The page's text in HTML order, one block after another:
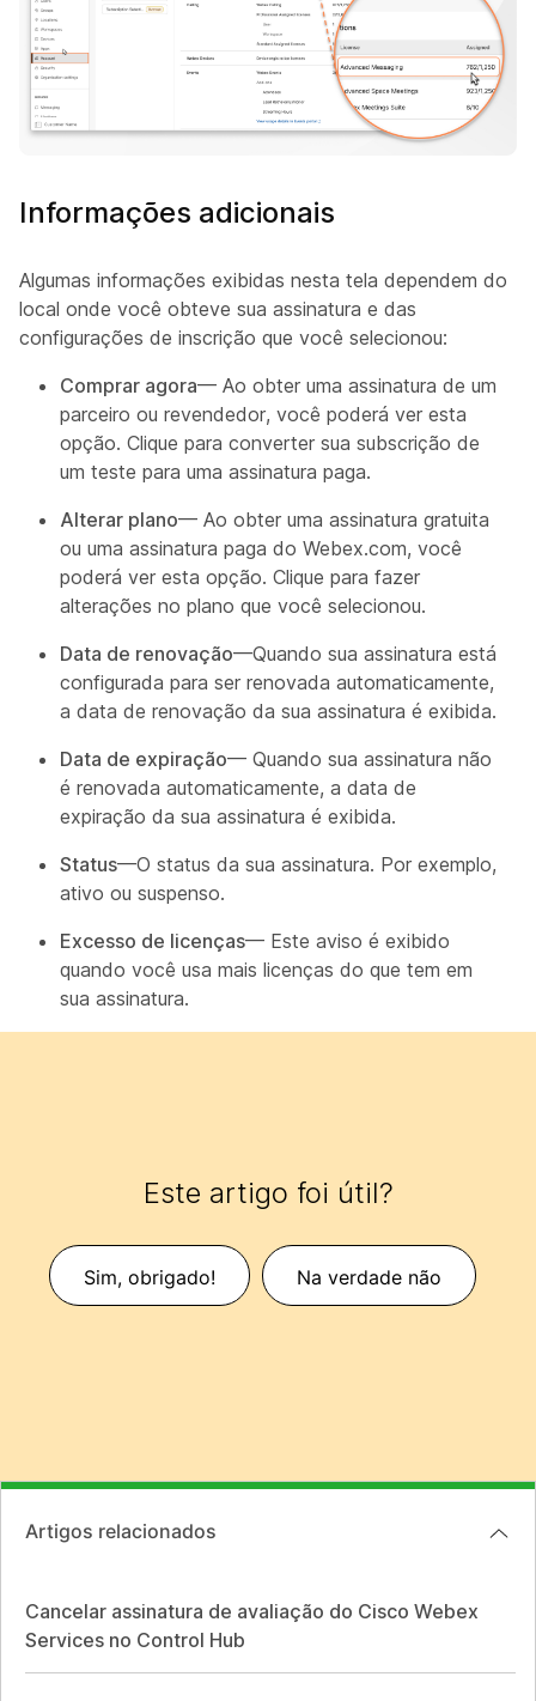
Informações adicionais
Algumas informações exibidas nesta tela dependem do
local onde você obteve sua assinatura e das
configurações de inscrição que você selecionou:
Comprar agora— Ao obter uma assinatura de um
parceiro ou revendedor, você poderá ver esta
opção. Clique para converter sua subscrição de
um teste para uma assinatura paga.
Alterar plano— Ao obter uma assinatura gratuita
ou uma assinatura paga do Webex.com, você
poderá ver esta opção. Clique para fazer
alterações no plano que você selecionou.
Data de renovação—Quando sua assinatura está
configurada para ser renovada automaticamente,
a data de renovação da sua assinatura é exibida.
Data de expiração— Quando sua assinatura não
é renovada automaticamente, a data de
expiração da sua assinatura é exibida.
Status—O status da sua assinatura. Por exemplo,
ativo ou suspenso.
Excesso de licenças— Este aviso é exibido
quando você usa mais licenças do que tem em
sua assinatura.
Este artigo foi útil?
Sim, obrigado! Na verdade não
Artigos relacionados
Cancelar assinatura de avaliação do Cisco Webex
Services no Control Hub